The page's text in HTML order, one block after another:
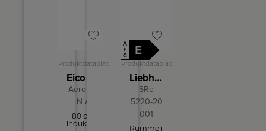
A+
Produktdatablad
Aero 80
N A
80 cm
induktionskogeplade
A
↑
G
E
Produktdatablad
Liebherr Køleskab
SRe
5220-20
001
Rummeligt